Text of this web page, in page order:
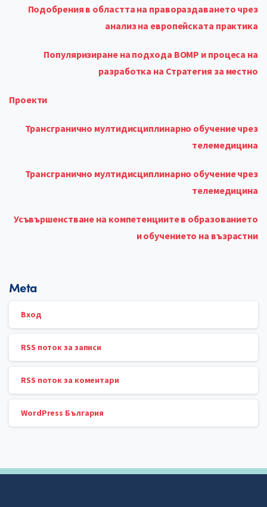
Подобрения в областта на правораздаването чрез
анализ на европейската практика
Популяризиране на подхода ВОМР и процеса на
разработка на Стратегия за местно
Проекти
Трансгранично мултидисциплинарно обучение чрез
телемедицина
Трансгранично мултидисциплинарно обучение чрез
телемедицина
Усъвършенстване на компетенциите в образованието
и обучението на възрастни
Meta
Вход
RSS поток за записи
RSS поток за коментари
WordPress България